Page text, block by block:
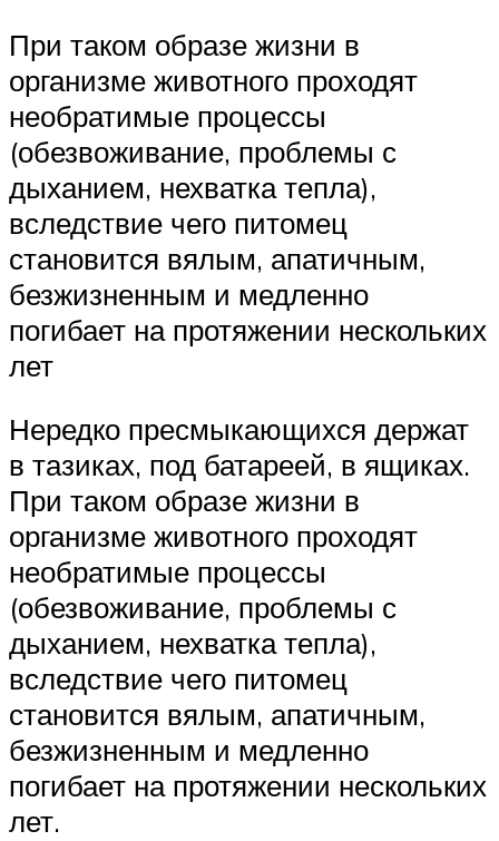
При таком образе жизни в
организме животного проходят
необратимые процессы
(обезвоживание, проблемы с
дыханием, нехватка тепла),
вследствие чего питомец
становится вялым, апатичным,
безжизненным и медленно
погибает на протяжении нескольких
лет
Нередко пресмыкающихся держат
в тазиках, под батареей, в ящиках.
При таком образе жизни в
организме животного проходят
необратимые процессы
(обезвоживание, проблемы с
дыханием, нехватка тепла),
вследствие чего питомец
становится вялым, апатичным,
безжизненным и медленно
погибает на протяжении нескольких
лет.